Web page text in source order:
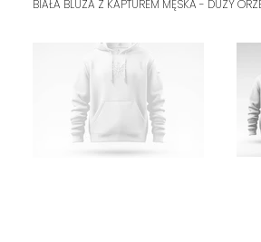
BIAŁA BLUZA Z KAPTUREM MĘSKA - DUŻY